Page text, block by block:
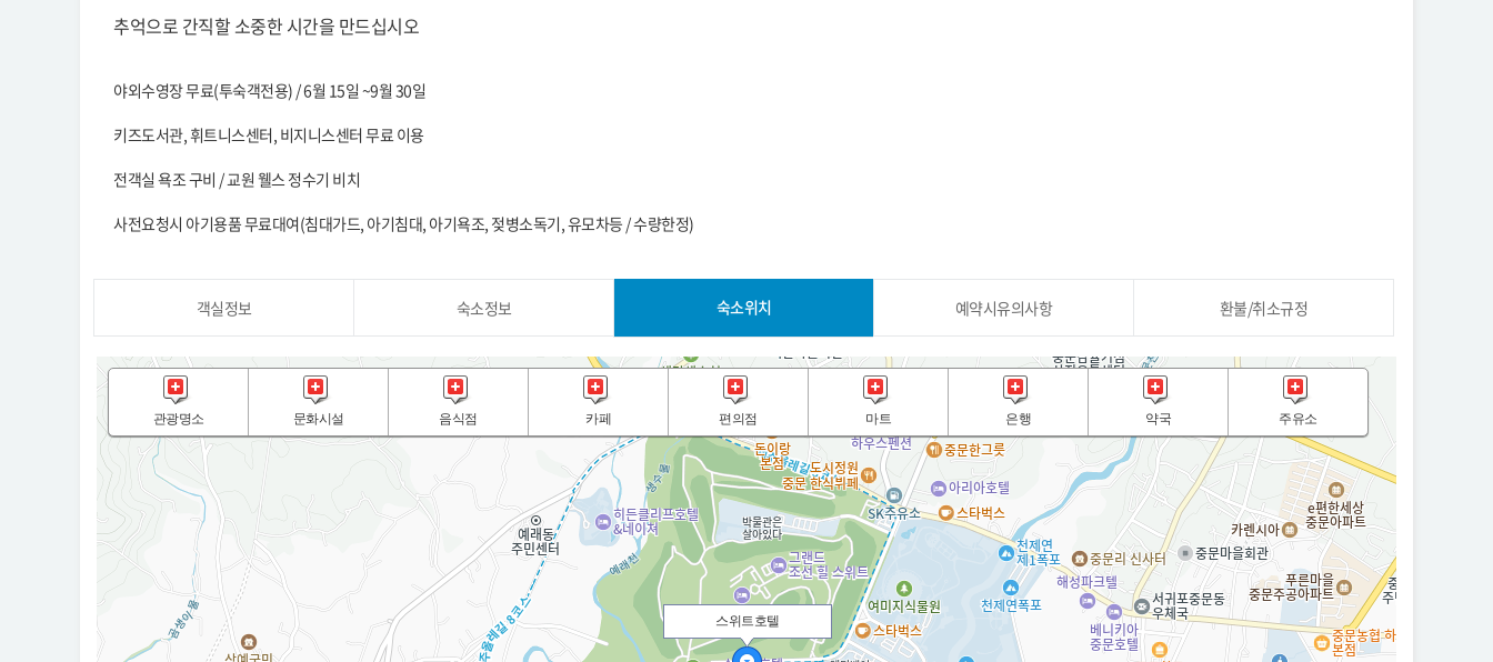
추억으로 간직할 소중한 시간을 만드십시오
야외수영장 무료(투숙객전용) / 6월 15일 ~9월 30일
키즈도서관, 휘트니스센터, 비지니스센터 무료 이용
전객실 욕조 구비 / 교원 웰스 정수기 비치
사전요청시 아기용품 무료대여(침대가드, 아기침대, 아기욕조, 젖병소독기, 유모차등 / 수량한정)
객실정보 숙소정보 숙소위치 예약시유의사항 환불/취소규정
스위트호텔
관광명소 문화시설 음식점 카페 편의점 마트 은행 약국 주유소